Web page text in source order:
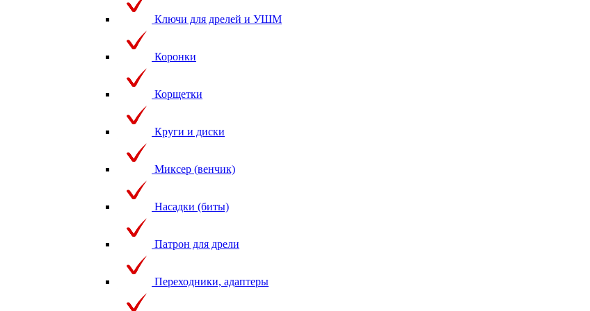
Ключи для дрелей и УШМ
Коронки
Корщетки
Круги и диски
Миксер (венчик)
Насадки (биты)
Патрон для дрели
Переходники, адаптеры